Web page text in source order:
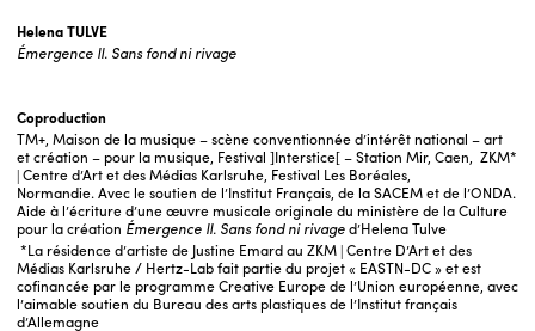
Helena TULVE
Émergence II. Sans fond ni rivage
Coproduction
TM+, Maison de la musique – scène conventionnée d’intérêt national – art
et création – pour la musique, Festival ]Interstice[ – Station Mir, Caen, ZKM*
| Centre d’Art et des Médias Karlsruhe, Festival Les Boréales,
Normandie. Avec le soutien de l’Institut Français, de la SACEM et de l’ONDA.
Aide à l’écriture d’une œuvre musicale originale du ministère de la Culture
pour la création Émergence II. Sans fond ni rivaged’Helena Tulve
*La résidence d’artiste de Justine Emard au ZKM | Centre D’Art et des
Médias Karlsruhe / Hertz-Lab fait partie du projet « EASTN-DC » et est
cofinancée par le programme Creative Europe de l’Union européenne, avec
l’aimable soutien du Bureau des arts plastiques de l’Institut français
d’Allemagne